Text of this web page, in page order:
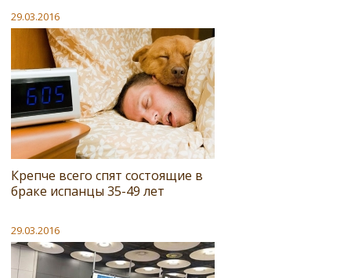
29.03.2016
Крепче всего спят состоящие в
браке испанцы 35-49 лет
29.03.2016